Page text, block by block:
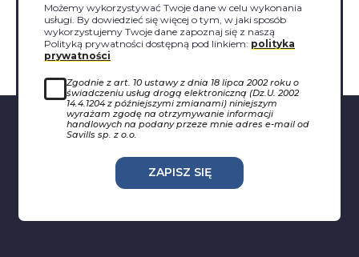
Możemy wykorzystywać Twoje dane w celu wykonania
usługi. By dowiedzieć się więcej o tym, w jaki sposób
wykorzystujemy Twoje dane zapoznaj się z naszą
Polityką prywatności dostępną pod linkiem: polityka
prywatności
Zgodnie z art. 10 ustawy z dnia 18 lipca 2002 roku o
świadczeniu usług drogą elektroniczną (Dz.U. 2002
14.4.1204 z późniejszymi zmianami) niniejszym
wyrażam zgodę na otrzymywanie informacji
handlowych na podany przeze mnie adres e-mail od
Savills sp. z o.o.
ZAPISZ SIĘ